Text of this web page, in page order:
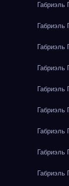
Габриэль
Габриэль
Габриэль
Габриэль
Габриэль
Габриэль
Габриэль
Габриэль
Габриэль